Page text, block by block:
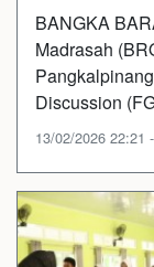
BANGKA
Madrasah
Discussion
13/02/2026 22:21